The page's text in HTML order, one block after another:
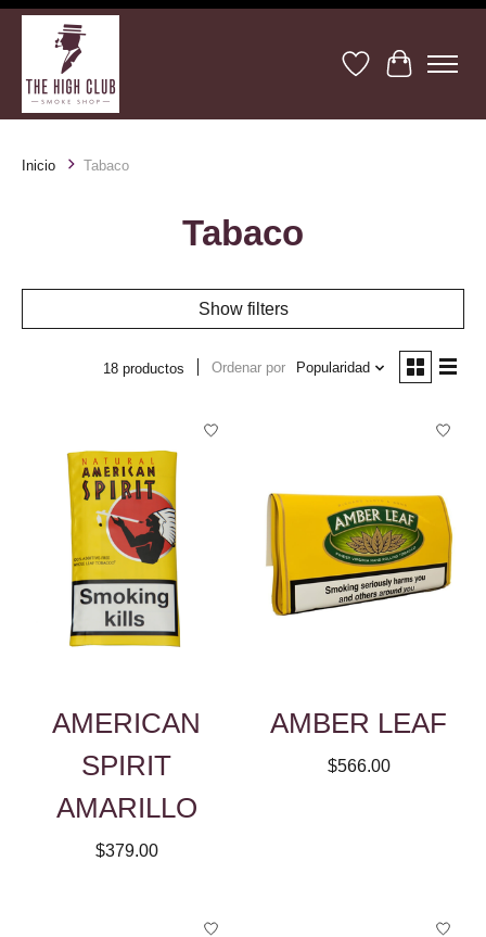
Lista de deseos
Cesta
Inicio Tabaco
Tabaco
Show filters
18 productos Ordenar por Popularidad
AMERICAN
SPIRIT
AMARILLO
$379.00
AMBER LEAF
$566.00